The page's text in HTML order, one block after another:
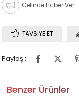
Gelince Haber Ver
TAVSIYE ET
Paylaş :
Benzer Ürünler